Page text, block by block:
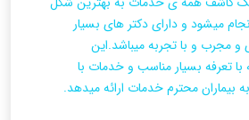
میشود و دارای دکتر های بسیار
و مجرب و با تجربه میباشد.این
تعرفه بسیار مناسب و خدمات با
بیماران محترم خدمات ارائه میدهد.